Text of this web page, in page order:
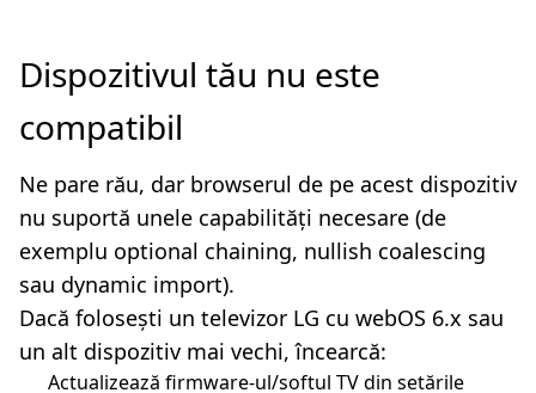
Dispozitivul tău nu este
compatibil
Ne pare rău, dar browserul de pe acest dispozitiv
nu suportă unele capabilități necesare (de
exemplu optional chaining, nullish coalescing
sau dynamic import).
Dacă folosești un televizor LG cu webOS 6.x sau
un alt dispozitiv mai vechi, încearcă:
Actualizează firmware-ul/softul TV din setările